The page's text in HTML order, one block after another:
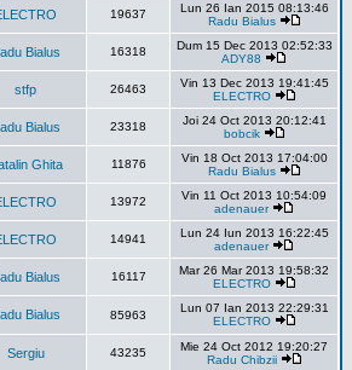
19637
Lun 26 Ian 2015 08:13:46
Radu Bialus
Bialus 16318
Dum 15 Dec 2013 02:52:33
ADY88
stfp 26463
Vin 13 Dec 2013 19:41:45
ELECTRO
Bialus 23318
Joi 24 Oct 2013 20:12:41
bobcik
Ghita 11876
Vin 18 Oct 2013 17:04:00
Radu Bialus
13972
Vin 11 Oct 2013 10:54:09
adenauer
14941
Lun 24 Iun 2013 16:22:45
adenauer
Bialus 16117
Mar 26 Mar 2013 19:58:32
ELECTRO
Bialus 85963
Lun 07 Ian 2013 22:29:31
ELECTRO
Sergiu 43235
Mie 24 Oct 2012 19:20:27
Radu Chibzii